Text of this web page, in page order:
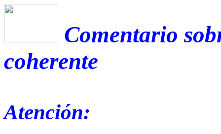
Comentario
coherente
Atención: